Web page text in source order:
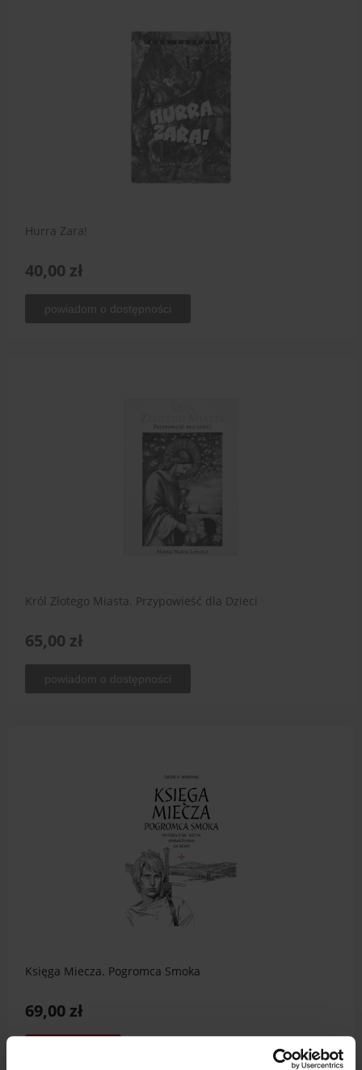
Hurra Zara!
40,00 zł
powiadom o dostępności
Król Złotego Miasta. Przypowieść dla Dzieci
65,00 zł
powiadom o dostępności
Księga Miecza. Pogromca Smoka
69,00 zł